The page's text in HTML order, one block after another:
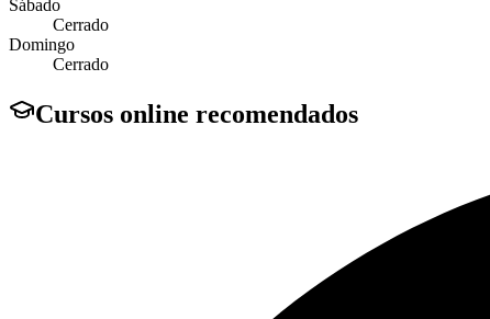
Sábado
Cerrado
Domingo
Cerrado
Cursos online recomendados